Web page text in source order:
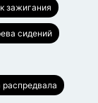
зажигания
сидений
распредвала